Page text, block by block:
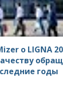
о LIGNA
годы